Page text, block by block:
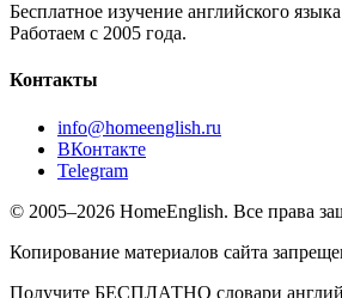
Бесплатное изучение английского
Работаем с 2005 года.
Контакты
info@homeenglish.ru
ВКонтакте
Telegram
© 2005–2026 HomeEnglish. Все права
Копирование материалов сайта
Получите БЕСПЛАТНО словари